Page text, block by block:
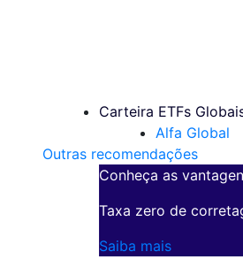
Carteira ETFs
Alfa Global
Outras recomendações
Conheça as
Taxa zero de
Saiba mais